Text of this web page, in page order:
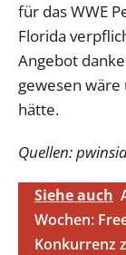
für das WWE
Florida
Angebot
gewesen
hätte.
Quellen:
Siehe auch
Wochen:
Konkurrenz